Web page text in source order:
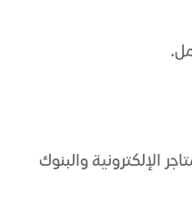
الإلكترونية والبنوك